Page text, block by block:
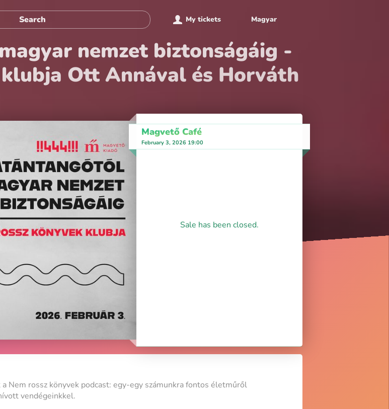
My tickets Magyar
nemzet biztonságáig -
Ott Annával és Horváth
Magvető Café
February 3, 2026 19:00
Sale has been closed.
Nem rossz könyvek podcast: egy-egy számunkra fontos életműről
vendégeinkkel.